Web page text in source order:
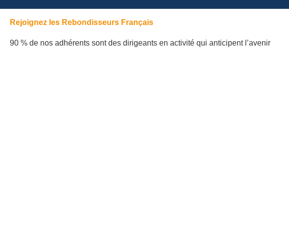
Rejoignez les Rebondisseurs Français
90 % de nos adhérents sont des dirigeants en activité qui anticipent l’avenir